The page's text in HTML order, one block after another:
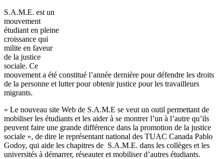
S.A.M.E. est un
mouvement
étudiant en pleine
croissance qui
milite en faveur
de la justice
sociale. Ce
mouvement a été constitué l’année dernière pourdéfendre les droits
de la personne et lutterpourobtenirjustice pour les travailleurs
migrants.
« Le nouveau site Web de S.A.M.E se veut un outil permettant de
mobiliserles étudiants et les aider à se montrer l’un à l’autre qu’ils
peuvent faire une grande différence dans la promotion de la justice
sociale », de dire le représentant national des TUAC Canada Pablo
Godoy, qui aide les chapitres de S.A.M.E. dans les collèges et les
universités à démarrer, réseauteret mobiliser d’autres étudiants.